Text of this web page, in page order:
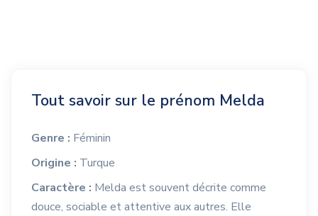
Tout savoir sur le prénom Melda
Genre : Féminin
Origine : Turque
Caractère : Melda est souvent décrite comme
douce, sociable et attentive aux autres. Elle